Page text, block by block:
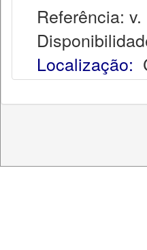
Referência:
Localização: